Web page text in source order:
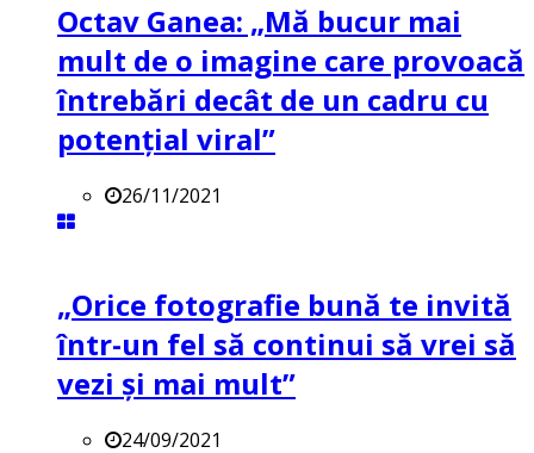
Octav Ganea: „Mă bucur mai
mult de o imagine care provoacă
întrebări decât de un cadru cu
potenţial viral”
26/11/2021
„Orice fotografie bună te invită
într-un fel să continui să vrei să
vezi și mai mult”
24/09/2021